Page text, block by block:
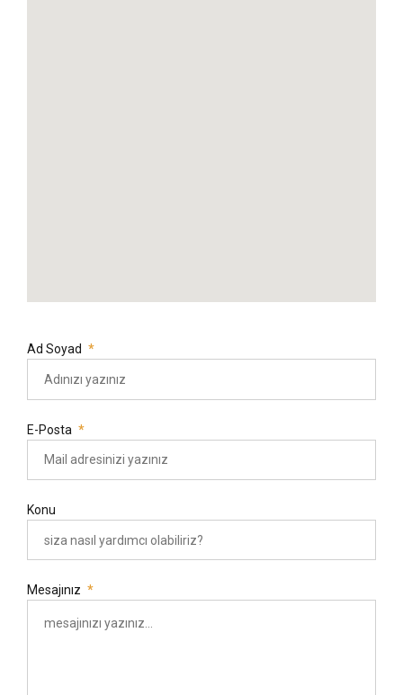
Ad Soyad
E-Posta
Konu
Mesajınız